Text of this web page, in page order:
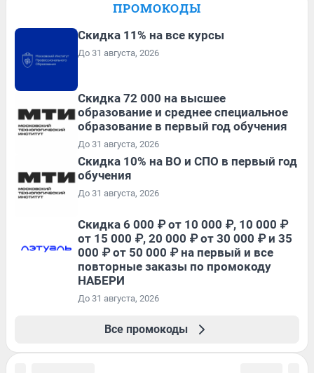
ПРОМОКОДЫ
Скидка 11% на все курсы
До 31 августа, 2026
Скидка 72 000 на высшее
образование и среднее специальное
образование в первый год обучения
До 31 августа, 2026
Скидка 10% на ВО и СПО в первый год
обучения
До 31 августа, 2026
Скидка 6 000 ₽ от 10 000 ₽, 10 000 ₽
от 15 000 ₽, 20 000 ₽ от 30 000 ₽ и 35
000 ₽ от 50 000 ₽ на первый и все
повторные заказы по промокоду
НАБЕРИ
До 31 августа, 2026
Все промокоды